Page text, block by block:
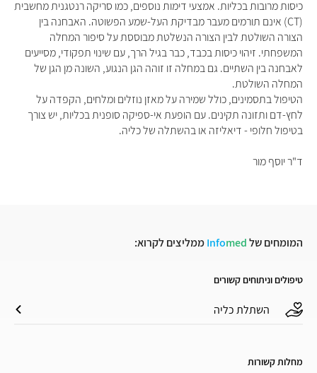
כיסות מרובות בכליות. אמצעי דימות נוספים, כמו סריקה רנטגנית מחשבית
(CT) אינם תורמים מעבר מבדיקת העל-שמע הפשוטה. האבחנה בין
הצורה השולטת לבין הצורה הנשלטת מבוססת על סיפור המחלה
המשפחתי. זיהוי כיסות בכבד, כבר בגיל הרך, עם שינוי תפקודי, מסייעים
לאבחנה בין השתיים. גם במחלה זו זוהה הגן הנגוע, השונה מן הגן של
המחלה השולטת.
הטיפול בתסמינים, כולל שמירה על מאזן נוזלים ומלחים, הקפדה על
לחץ-דם ותזונה תקינים. עם הופעת אי-ספיקה סופנית בכליות, יש צורך
בטיפול חלופי - דיאליזה או בהשתלה של כליה.
ד"ר יוסף מור
המומחים של Infomed ממליצים לקרוא:
טיפולים וניתוחים קשורים
השתלת כליה
מחלות קשורות